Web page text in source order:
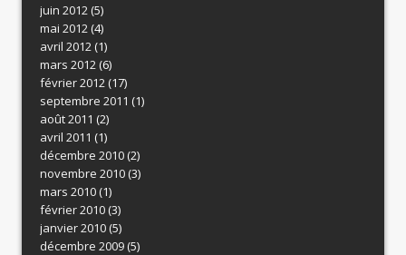
juin 2012(5)
mai 2012(4)
avril 2012(1)
mars 2012(6)
février 2012(17)
septembre 2011 (1)
août 2011 (2)
avril 2011 (1)
décembre 2010(2)
novembre 2010(3)
mars 2010(1)
février 2010(3)
janvier 2010(5)
décembre 2009(5)